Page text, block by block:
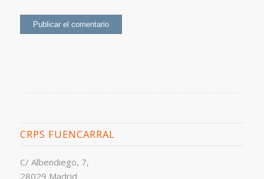
CRPS FUENCARRAL
C/ Albendiego, 7,
28029 Madrid